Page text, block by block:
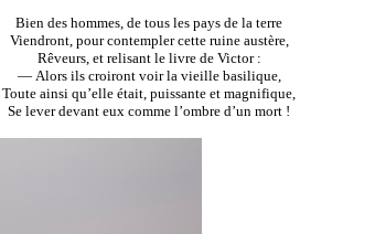
Bien des hommes, de tous les pays de la terre
Viendront, pour contempler cette ruine austère,
Rêveurs, et relisant le livre de Victor :
— Alors ils croiront voir la vieille basilique,
Toute ainsi qu’elle était, puissante et magnifique,
Se lever devant eux comme l’ombre d’un mort !